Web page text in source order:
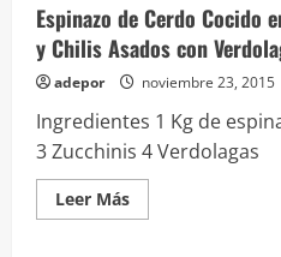
Espinazo de Cerdo Cocido
y Chilis Asados con
adepor noviembre 23, 2015
Ingredientes 1 Kg de
3 Zucchinis 4 Verdolagas
Leer MásLeer
más